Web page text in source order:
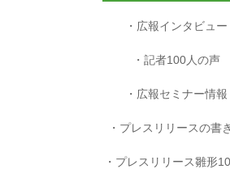
広報インタビュー
記者100人の声
広報セミナー情報
プレスリリースの書
プレスリリース雛形